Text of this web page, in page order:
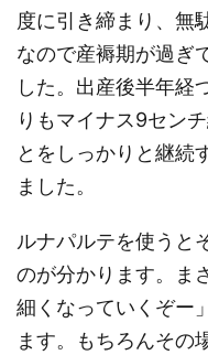
度に引き締まり、無
なので産褥期が過ぎ
した。出産後半年経
りもマイナス9セン
とをしっかりと継続
ました。
ルナパルテを使うと
のが分かります。ま
細くなっていくぞー
ます。もちろんその